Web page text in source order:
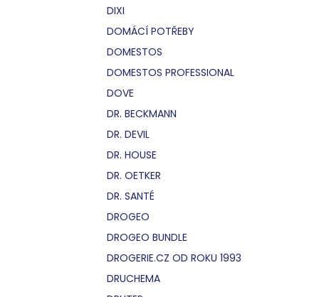
DIXI
DOMÁCÍ POTŘEBY
DOMESTOS
DOMESTOS PROFESSIONAL
DOVE
DR. BECKMANN
DR. DEVIL
DR. HOUSE
DR. OETKER
DR. SANTÉ
DROGEO
DROGEO BUNDLE
DROGERIE.CZ OD ROKU 1993
DRUCHEMA